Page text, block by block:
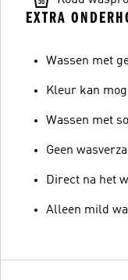
EXTRA
Wassen met
Kleur kan
Wassen met
Geen
Direct na het
Alleen mild